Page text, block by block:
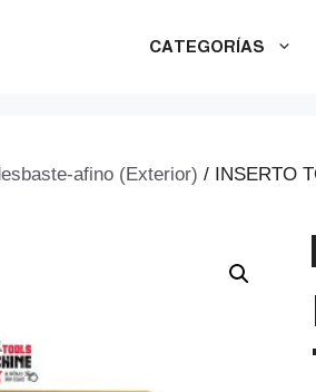
CATEGORÍAS
afino (Exterior) / INSERTO